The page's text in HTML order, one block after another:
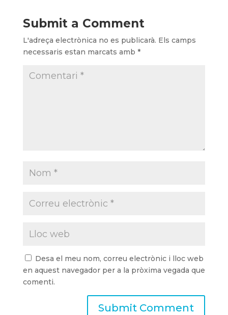
Submit a Comment
L'adreça electrònica no es publicarà. Els camps
necessaris estan marcats amb *
Desa el meu nom, correu electrònic i lloc web
en aquest navegador per a la pròxima vegada que
comenti.